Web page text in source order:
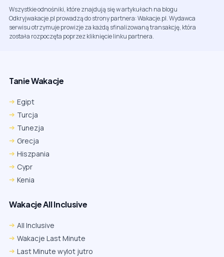
Wszystkie odnośniki, które znajdują się w artykułach na blogu
Odkryjwakacje.pl prowadzą do strony partnera: Wakacje.pl. Wydawca
serwisu otrzymuje prowizje za każdą sfinalizowaną transakcję, która
została rozpoczęta poprzez kliknięcie linku partnera.
Tanie Wakacje
Egipt
Turcja
Tunezja
Grecja
Hiszpania
Cypr
Kenia
Wakacje All Inclusive
All Inclusive
Wakacje Last Minute
Last Minute wylot jutro